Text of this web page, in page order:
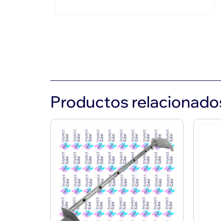
Productos